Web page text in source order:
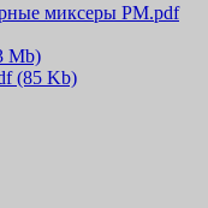
миксеры PM.pdf
Mb)
(85 Kb)